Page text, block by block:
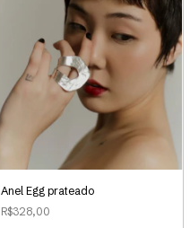
Anel Egg prateado
R$328,00